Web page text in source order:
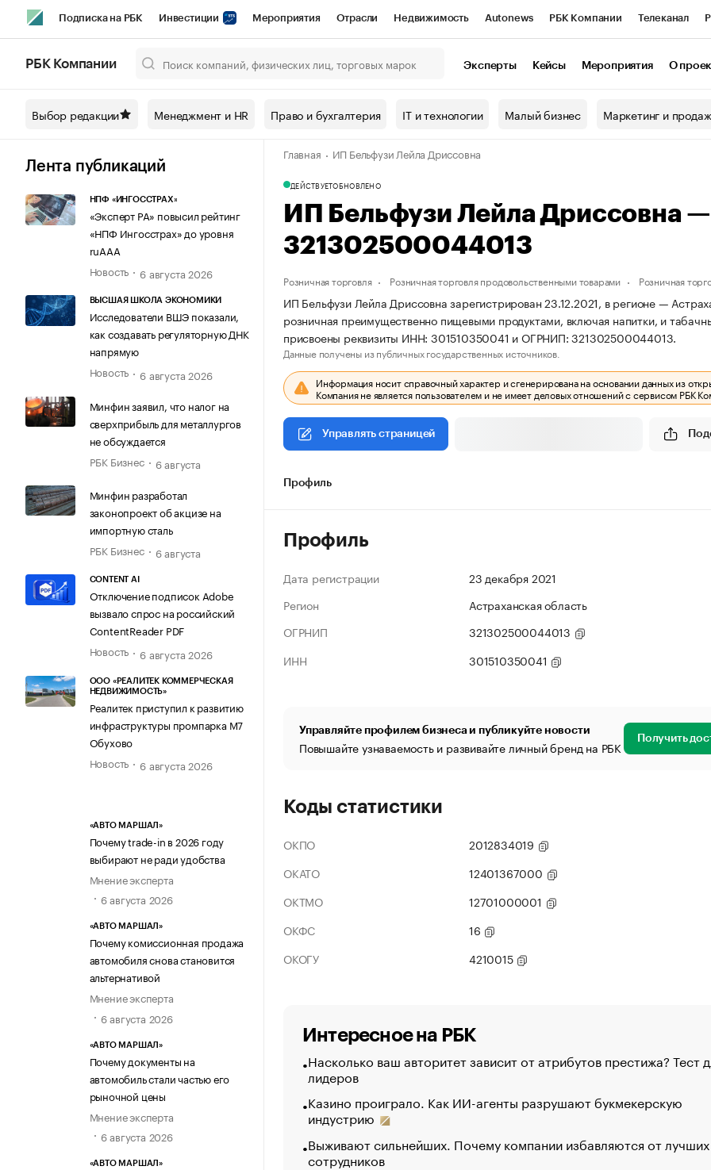
Подписка на РБК Инвестиции Мероприятия Отрасли Недвижимость Autonews РБК Компании Телеканал
Спецпроекты СПб Конференции СПб Спецпроекты Проверка контрагентов
Технологии и медиа Рынок наличной валюты
РБК Компании Эксперты Кейсы Мероприятия О
Выбор редакции Менеджмент и HR Право и бухгалтерия IT и технологии Малый бизнес Маркетинг и
Лента публикаций
НПФ «ИНГОССТРАХ»
«Эксперт РА» повысил рейтинг
«НПФ Ингосстрах» до уровня
ruAAA
Новость
6 августа 2026
ВЫСШАЯ ШКОЛА ЭКОНОМИКИ
Исследователи ВШЭ показали,
как создавать регуляторную ДНК
напрямую
Новость
6 августа 2026
Минфин заявил, что налог на
сверхприбыль для металлургов
не обсуждается
РБК Бизнес
6 августа
Минфин разработал
законопроект об акцизе на
импортную сталь
РБК Бизнес
6 августа
CONTENT AI
Отключение подписок Adobe
вызвало спрос на российский
ContentReader PDF
Новость
6 августа 2026
ООО «РЕАЛИТЕК КОММЕРЧЕСКАЯ
НЕДВИЖИМОСТЬ»
Реалитек приступил к развитию
инфраструктуры промпарка М7
Обухово
Новость
6 августа 2026
«АВТО МАРШАЛ»
Почему trade-in в 2026 году
выбирают не ради удобства
Мнение эксперта
6 августа 2026
«АВТО МАРШАЛ»
Почему комиссионная продажа
автомобиля снова становится
альтернативой
Мнение эксперта
6 августа 2026
«АВТО МАРШАЛ»
Почему документы на
автомобиль стали частью его
рыночной цены
Мнение эксперта
6 августа 2026
«АВТО МАРШАЛ»
Главная ИП Бельфузи Лейла Дриссовна
ДЕЙСТВУЕТОБНОВЛЕНО
ИП Бельфузи Лейла Дриссовна
321302500044013
Розничная торговля Розничная торговля продовольственными товарами Розничная
ИП Бельфузи Лейла Дриссовна зарегистрирован 23.12.2021, в регионе —
розничная преимущественно пищевыми продуктами, включая напитки, и
присвоены реквизиты ИНН: 301510350041 и ОГРНИП: 321302500044013.
Данные получены из публичных государственных источников.
Информация носит справочный характер и сгенерирована на основании данных из
Компания не является пользователем и не имеет деловых отношений с сервисом РБК
Управлять страницей
Профиль
Профиль
Дата регистрации
23 декабря 2021
Регион
Астраханская область
ОГРНИП
321302500044013
ИНН
301510350041
Управляйте профилем бизнеса и публикуйте новости
Повышайте узнаваемость и развивайте личный бренд на РБК Получить
Коды статистики
ОКПО
2012834019
ОКАТО
12401367000
ОКТМО
12701000001
ОКФС
16
ОКОГУ
4210015
Интересное на РБК
Насколько ваш авторитет зависит от атрибутов престижа? Тест
лидеров
Казино проиграло. Как ИИ-агенты разрушают букмекерскую
индустрию
Выживают сильнейших. Почему компании избавляются от лучших
сотрудников